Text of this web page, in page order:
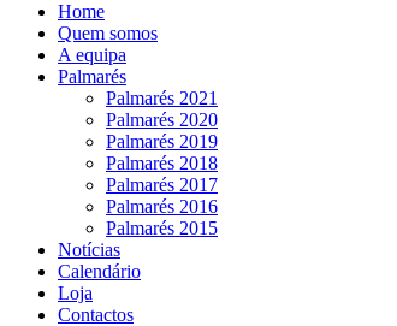
Home
Quem somos
A equipa
Palmarés
Palmarés 2021
Palmarés 2020
Palmarés 2019
Palmarés 2018
Palmarés 2017
Palmarés 2016
Palmarés 2015
Notícias
Calendário
Loja
Contactos